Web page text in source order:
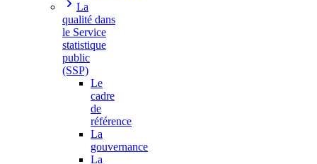
La
qualité dans
le Service
statistique
public
(SSP)
Le
cadre
de
référence
La
gouvernance
La